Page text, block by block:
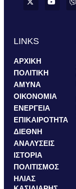
LINKS
ΑΡΧΙΚΗ
ΠΟΛΙΤΙΚΗ
ΑΜΥΝΑ
ΟΙΚΟΝΟΜΙΑ
ΕΝΕΡΓΕΙΑ
ΕΠΙΚΑΙΡΟΤΗΤΑ
ΔΙΕΘΝΗ
ΑΝΑΛΥΣΕΙΣ
ΙΣΤΟΡΙΑ
ΠΟΛΙΤΙΣΜΟΣ
ΗΛΙΑΣ